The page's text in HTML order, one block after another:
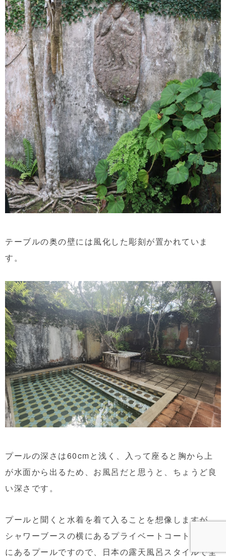
テーブルの奥の壁には風化した彫刻が置かれていま
す。
プールの深さは60cmと浅く、入って座ると胸から上
が水面から出るため、お風呂だと思うと、ちょうど良
い深さです。
プールと聞くと水着を着て入ることを想像しますが、
シャワーブースの横にあるプライベートコートヤード
にあるプールですので、日本の露天風呂スタイルで全